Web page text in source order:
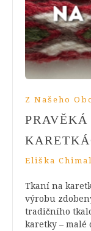
Z Našeho
Eliška
Tkaní na
výrobu
tradičního
karetky – malé